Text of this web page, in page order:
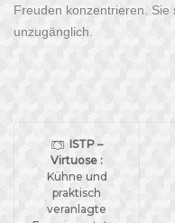
Freuden konzentrieren.
unzugänglich.
ISTP –
Virtuose :
Kühne und
praktisch
veranlagte